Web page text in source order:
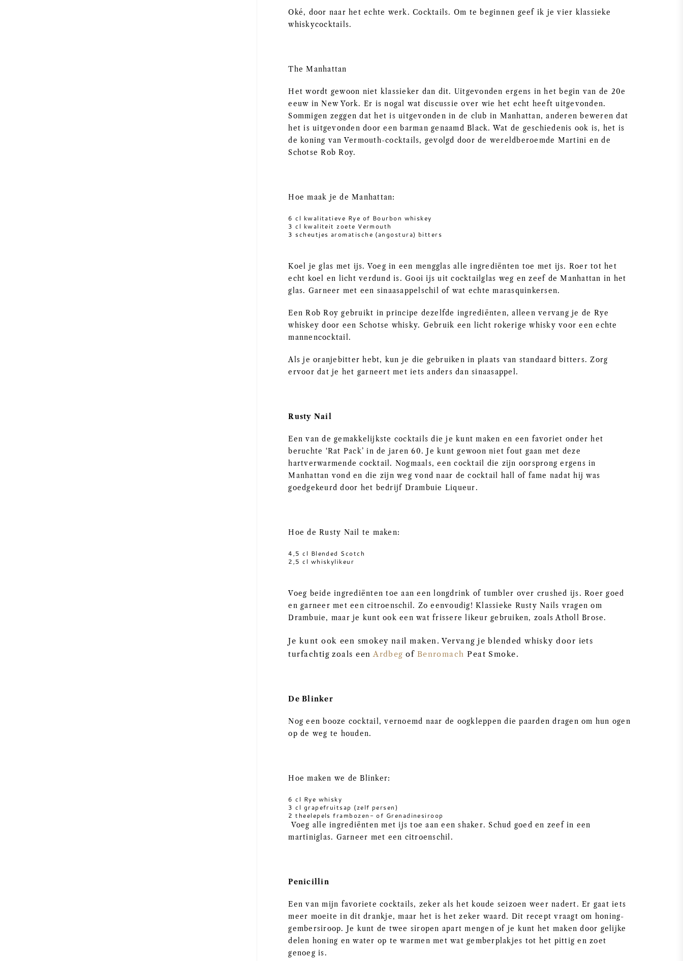
Oké, door naar het echte werk. Cocktails. Om te beginnen geef ik je vier klassieke
whiskycocktails.
The Manhattan
Het wordt gewoon niet klassieker dan dit. Uitgevonden ergens in het begin van de 20e
eeuw in New York. Er is nogal wat discussie over wie het echt heeft uitgevonden.
Sommigen zeggen dat het is uitgevonden in de club in Manhattan, anderen beweren dat
het is uitgevonden door een barman genaamd Black. Wat de geschiedenis ook is, het is
de koning van Vermouth-cocktails, gevolgd door de wereldberoemde Martini en de
Schotse Rob Roy.
Hoe maak je de Manhattan:
6 cl kwalitatieve Rye of Bourbon whiskey
3 cl kwaliteit zoete Vermouth
3 scheutjes aromatische (angostura) bitters
Koel je glas met ijs. Voeg in een mengglas alle ingrediënten toe met ijs. Roer tot het
echt koel en licht verdund is. Gooi ijs uit cocktailglas weg en zeef de Manhattan in het
glas. Garneer met een sinaasappelschil of wat echte marasquinkersen.
Een Rob Roy gebruikt in principe dezelfde ingrediënten, alleen vervang je de Rye
whiskey door een Schotse whisky. Gebruik een licht rokerige whisky voor een echte
mannencocktail.
Als je oranjebitter hebt, kun je die gebruiken in plaats van standaard bitters. Zorg
ervoor dat je het garneert met iets anders dan sinaasappel.
Rusty Nail
Een van de gemakkelijkste cocktails die je kunt maken en een favoriet onder het
beruchte ‘Rat Pack’ in de jaren 60. Je kunt gewoon niet fout gaan met deze
hartverwarmende cocktail. Nogmaals, een cocktail die zijn oorsprong ergens in
Manhattan vond en die zijn weg vond naar de cocktail hall of fame nadat hij was
goedgekeurd door het bedrijf Drambuie Liqueur.
Hoe de Rusty Nail te maken:
4,5 cl Blended Scotch
2,5 cl whiskylikeur
Voeg beide ingrediënten toe aan een longdrink of tumbler over crushed ijs. Roer goed
en garneer met een citroenschil. Zo eenvoudig! Klassieke Rusty Nails vragen om
Drambuie, maar je kunt ook een wat frissere likeur gebruiken, zoals Atholl Brose.
Je kunt ook een smokey nail maken. Vervang je blended whisky door iets
turfachtig zoals eenArdbeg of Benromach Peat Smoke.
De Blinker
Nog een booze cocktail, vernoemd naar de oogkleppen die paarden dragen om hun ogen
op de weg te houden.
Hoe maken we de Blinker:
6 cl Rye whisky
3 cl grapefruitsap (zelf persen)
2 theelepels frambozen- of Grenadinesiroop
Voeg alle ingrediënten met ijs toe aan een shaker. Schud goed en zeef in een
martiniglas. Garneer met een citroenschil.
Penicillin
Een van mijn favoriete cocktails, zeker als het koude seizoen weer nadert. Er gaat iets
meer moeite in dit drankje, maar het is het zeker waard. Dit recept vraagt om honing-
gembersiroop. Je kunt de twee siropen apart mengen of je kunt het maken door gelijke
delen honing en water op te warmen met wat gemberplakjes tot het pittig en zoet
genoeg is.